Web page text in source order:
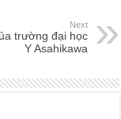
Next
trường đại học
Y Asahikawa